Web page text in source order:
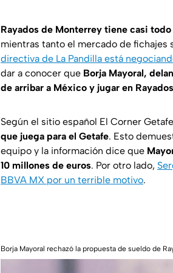
Rayados de Monterrey tiene casi
mientras tanto el mercado de fichajes
directiva de La Pandilla está
dar a conocer que Borja Mayoral,
de arribar a México y jugar en Rayados
Según el sitio español El Corner Getafe
que juega para el Getafe. Esto
equipo y la información dice que
10 millones de euros. Por otro lado,
BBVA MX por un terrible motivo.
Borja Mayoral rechazó la propuesta de sueldo de